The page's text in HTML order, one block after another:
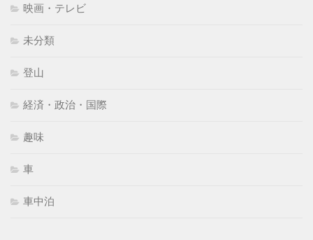
映画・テレビ
未分類
登山
経済・政治・国際
趣味
車
車中泊